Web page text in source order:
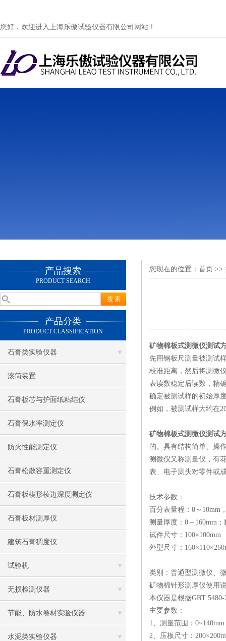
您好，欢迎进入上海乐傲试验仪器有限公司网站！
产品搜索
PRODUCT SEARCH
产品分类
PRODUCT CLASSIFICATION
石膏类实验仪器
滚筒装置
石膏板芯与护面纸粘结仪
石膏保水率测定仪
防火性能测定仪
石膏松散容重测定仪
石膏板楔形棱边深度测定仪
石膏板材测厚仪
建筑石膏稠度仪
试验机
无损检测仪器
节能、防水卷材实验仪器
水泥类实验仪器
您现在的位置： 首页 >>
矿物棉板式测微仪测试
先用钢板尺测量被测试
校准距离，然后将测微
表读数稳定后读数，精
确定被测试样的初始厚
例如，被测试样大约在
矿物棉板式测微仪测试
的。具有结构简单、操
测微仪又称测量仪，有
表、电子测头对零件或
技术参数：
百分表量程： 0 ～ 10mm
测量厚度： 0 ～ 160mm
试件尺寸： 100×100mm
外型尺寸：
类别：普通型测微仪、
矿物棉针形测厚仪使用
本仪器是根据GBT
主要参数：
1、测量范围：0~140mm
2、压板尺寸：